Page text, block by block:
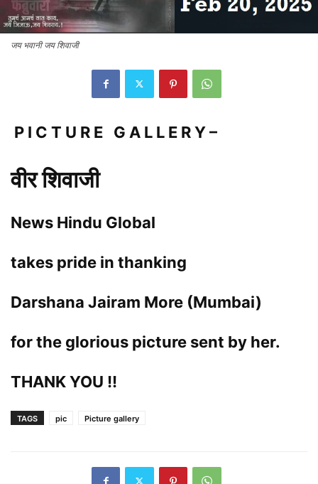
जय भवानी जय शिवाजी
P I C T U R E G A L L E R Y –
वीर शिवाजी
News Hindu Global
takes pride in thanking
Darshana Jairam More (Mumbai)
for the glorious picture sent by her.
THANK YOU !!
TAGS pic Picture gallery